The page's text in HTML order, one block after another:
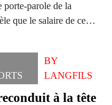
porte-parole de la
que le salaire de ce…
BY
LANGFILS
à la tête